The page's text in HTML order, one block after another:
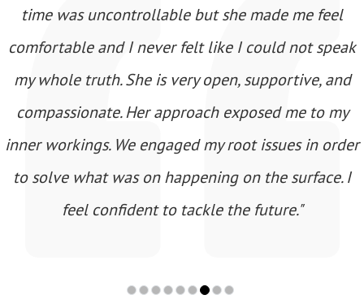
time was uncontrollable but she made me feel
comfortable and I never felt like I could not speak
my whole truth. She is very open, supportive, and
compassionate. Her approach exposed me to my
inner workings. We engaged my root issues in order
to solve what was on happening on the surface. I
feel confident to tackle the future."